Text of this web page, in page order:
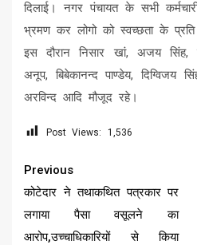
दिलाई। नगर पंचायत के सभी
भ्रमण कर लोगो को स्वच्छता के
इस दौरान निसार खां, अजय सिंह,
अनूप, बिबेकानन्द पाण्डेय,
अरविन्द आदि मौजूद रहे।
Post Views: 1,536
Continue
Reading
Previous
कोटेदार ने तथाकथित पत्रकार पर
लगाया पैसा वसूलने का
आरोप,उच्चाधिकारियों से किया